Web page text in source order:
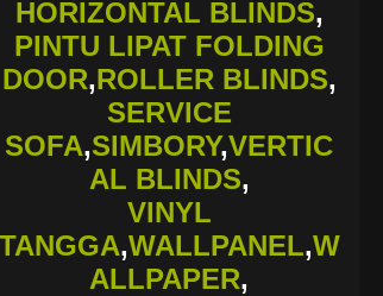
HORIZONTAL BLINDS,
PINTU LIPAT FOLDING
DOOR,ROLLER BLINDS,
SERVICE
SOFA,SIMBORY,VERTIC
AL BLINDS,
VINYL
TANGGA,WALLPANEL,W
ALLPAPER,